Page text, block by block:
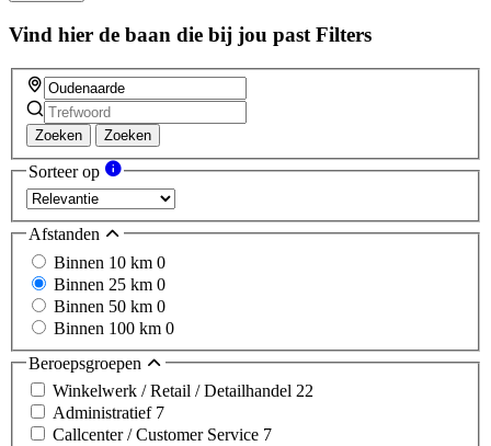
field
Vind hier de baan die bij jou past Filters
Zoeken Zoeken
Sorteer op
Afstanden
Binnen 10 km 0
Binnen 25 km 0
Binnen 50 km 0
Binnen 100 km 0
Beroepsgroepen
Winkelwerk / Retail / Detailhandel 22
Administratief 7
Callcenter / Customer Service 7